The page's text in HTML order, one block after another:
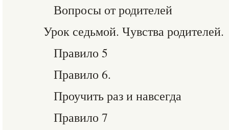
Вопросы от родителей
Урок седьмой. Чувства родителей.
Правило 5
Правило 6.
Проучить раз и навсегда
Правило 7